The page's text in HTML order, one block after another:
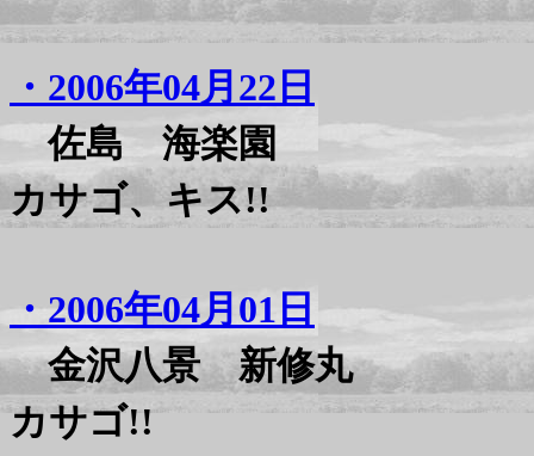
・2006年04月22日
佐島 海楽園
カサゴ、キス!!
・2006年04月01日
金沢八景 新修丸
カサゴ!!